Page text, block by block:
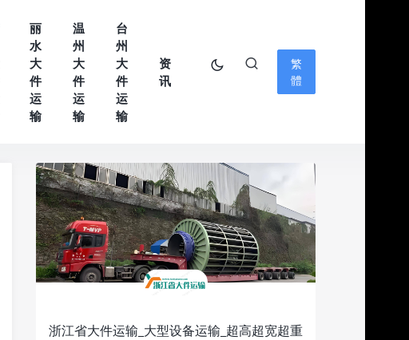
丽
水
大
件
运
输
温
州
大
件
运
输
台
州
大
件
运
输
资
讯
繁
體
浙江省大件运输_大型设备运输_超高超宽超重